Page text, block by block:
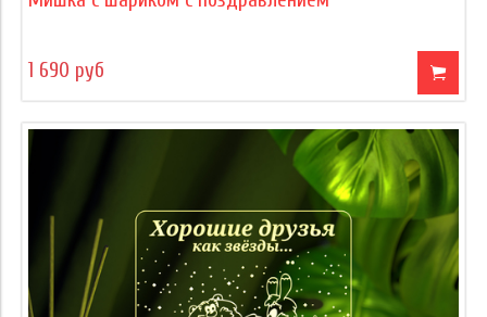
1 690 руб